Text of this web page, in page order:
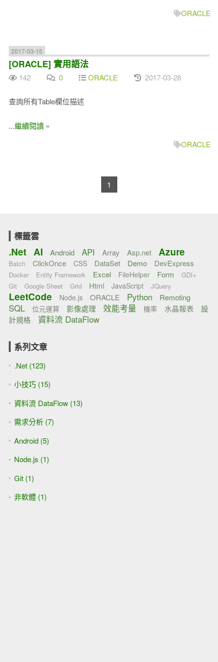
ORACLE
2017-03-15
[ORACLE] 實用語法
142 0 ORACLE 2017-03-28
查詢所有Table欄位描述
...繼續閱讀 »
ORACLE
1
標籤雲
.Net AI Android API Array Asp.net Azure
Batch ClickOnce CSS DataSet Demo DevExpress
Docker Entity Framework Excel FileHelper Form
GDI+
Git
Google Sheet Grid Html JavaScript JQuery
LeetCode Node.js ORACLE Python Remoting
SQL 位元運算 影像處理 效能考量 機率 水晶報表
設
計規格
資料流 DataFlow
系列文章
.Net (123)
小技巧 (15)
資料流 DataFlow (13)
需求分析 (7)
Android (5)
Node.js (1)
Git (1)
非軟體 (1)